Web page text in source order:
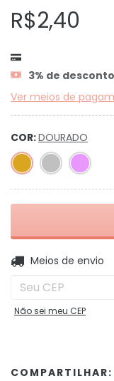
R$2,40
3% de desconto
Ver meios de
COR:DOURADO
Entregas para o CEP:
Meios de envio
Não sei meu CEP
COMPARTILHAR: